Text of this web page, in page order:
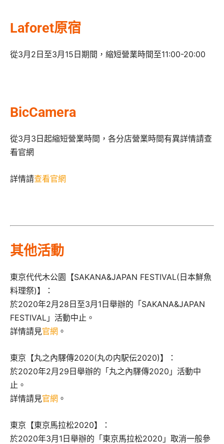
Laforet原宿
從3月2日至3月15日期間，縮短營業時間至11:00-20:00
BicCamera
從3月3日起縮短營業時間，各分店營業時間有異詳情請查
看官網
詳情請查看官網
其他活動
東京代代木公園【SAKANA&JAPAN FESTIVAL(日本鮮魚
料理祭)】：
於2020年2月28日至3月1日舉辦的「SAKANA&JAPAN
FESTIVAL」活動中止。
詳情請見官網 。
東京【丸之內驛傳2020(丸の内駅伝2020)】：
於2020年2月29日舉辦的「丸之內驛傳2020」活動中
止。
詳情請見官網 。
東京【東京馬拉松2020】：
於2020年3月1日舉辦的「東京馬拉松2020」取消一般參